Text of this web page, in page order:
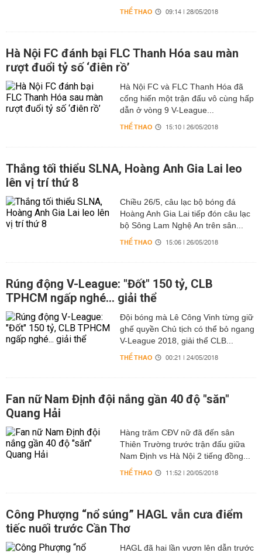
THỂ THAO 09:14 | 28/05/2018
Hà Nội FC đánh bại FLC Thanh Hóa sau màn
rượt đuổi tỷ số ‘điên rồ’
Hà Nội FC và FLC Thanh Hóa đã
cống hiến một trận đấu vô cùng hấp
dẫn ở vòng 9 V-League...
THỂ THAO 15:10 | 26/05/2018
Thắng tối thiểu SLNA, Hoàng Anh Gia Lai leo
lên vị trí thứ 8
Chiều 26/5, câu lạc bộ bóng đá
Hoàng Anh Gia Lai tiếp đón câu lạc
bộ Sông Lam Nghệ An trên sân...
THỂ THAO 15:06 | 26/05/2018
Rúng động V-League: "Đốt" 150 tỷ, CLB
TPHCM ngấp nghé... giải thể
Đội bóng mà Lê Công Vinh từng giữ
ghế quyền Chủ tịch có thể bỏ ngang
V-League 2018, giải thể CLB...
THỂ THAO 00:21 | 24/05/2018
Fan nữ Nam Định đội nắng gần 40 độ "săn"
Quang Hải
Hàng trăm CĐV nữ đã đến sân
Thiên Trường trước trận đấu giữa
Nam Định vs Hà Nội 2 tiếng đồng...
THỂ THAO 11:52 | 20/05/2018
Công Phượng “nổ súng” HAGL vẫn cưa điểm
tiếc nuối trước Cần Thơ
HAGL đã hai lần vươn lên dẫn trước